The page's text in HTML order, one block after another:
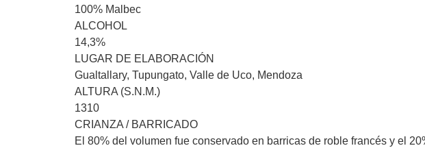
100% Malbec
ALCOHOL
14,3%
LUGAR DE ELABORACIÓN
Gualtallary, Tupungato, Valle de Uco, Mendoza
ALTURA (S.N.M.)
1310
CRIANZA / BARRICADO
El 80% del volumen fue conservado en barricas de roble francés y el